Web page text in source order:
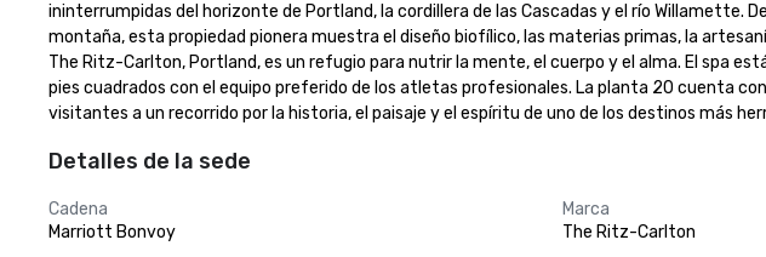
ininterrumpidas del horizonte de Portland, la cordillera de las Cascadas y el río Willamette.
montaña, esta propiedad pionera muestra el diseño biofílico, las materias primas, la
The Ritz-Carlton, Portland, es un refugio para nutrir la mente, el cuerpo y el alma. El spa
pies cuadrados con el equipo preferido de los atletas profesionales. La planta 20 cuenta
visitantes a un recorrido por la historia, el paisaje y el espíritu de uno de los destinos más
Detalles de la sede
Cadena
Marriott Bonvoy
Marca
The Ritz-Carlton